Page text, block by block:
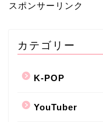
スポンサーリンク
カテゴリー
K-POP
YouTuber